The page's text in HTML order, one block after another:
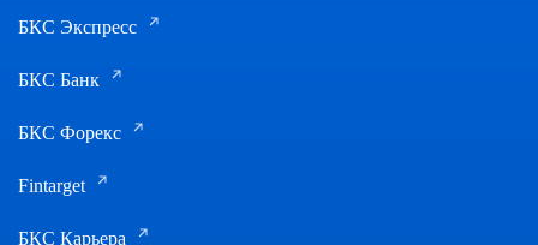
БКС Экспресс
БКС Банк
БКС Форекс
Fintarget
БКС Карьера